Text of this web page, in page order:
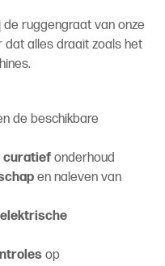
ruggengraat van onze
dat alles draait zoals het
de beschikbare
curatief onderhoud
en naleven van
elektrische
op